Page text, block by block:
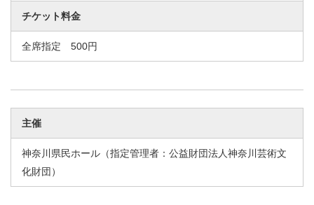
チケット料金
全席指定 500円
主催
神奈川県民ホール（指定管理者：公益財団法人神奈川芸術文
化財団）